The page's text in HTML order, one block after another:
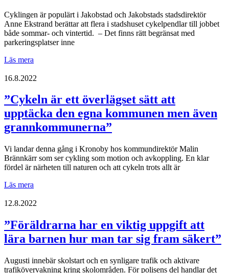
vi
binda
ihop
regionen
med
Cyklingen är populärt i Jakobstad och Jakobstads stadsdirektör
Anne Ekstrand berättar att flera i stadshuset cykelpendlar till jobbet
både sommar- och vintertid. – Det finns rätt begränsat med
parkeringsplatser inne
Läs mera
ju
och
mer
i
stadsbilden,
likaså
16.8.2022
”Cykeln är ett överlägset sätt att
upptäcka den egna kommunen men även
grannkommunerna”
Vi landar denna gång i Kronoby hos kommundirektör Malin
Brännkärr som ser cykling som motion och avkoppling. En klar
fördel är närheten till naturen och att cykeln trots allt är
Läs mera
ett
sätt
att
upptäcka
egna
kommunen
12.8.2022
”Föräldrarna har en viktig uppgift att
lära barnen hur man tar sig fram säkert”
Augusti innebär skolstart och en synligare trafik och aktivare
trafikövervakning kring skolområden. För polisens del handlar det